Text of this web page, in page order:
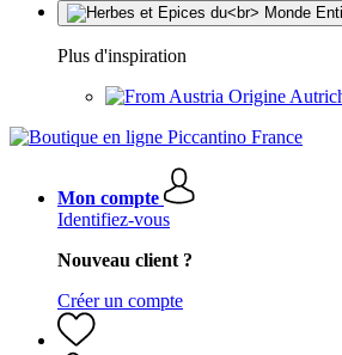
Plus d'inspiration
Origine
Mon compte
Identifiez-vous
Nouveau client ?
Créer un compte